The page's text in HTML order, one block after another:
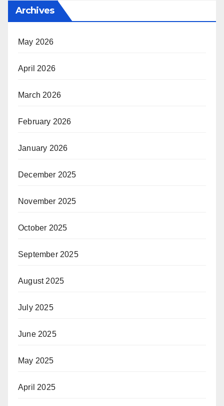
Archives
May 2026
April 2026
March 2026
February 2026
January 2026
December 2025
November 2025
October 2025
September 2025
August 2025
July 2025
June 2025
May 2025
April 2025